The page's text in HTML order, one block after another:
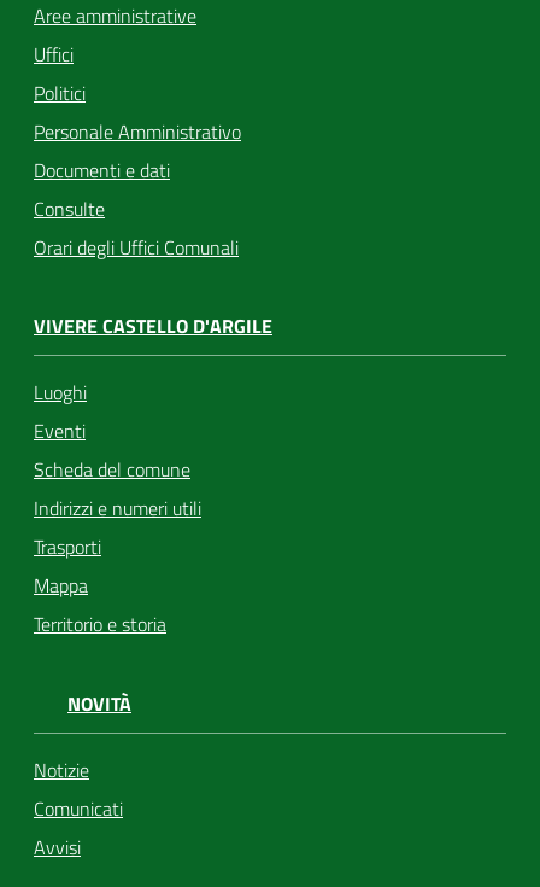
Aree amministrative
Uffici
Politici
Personale Amministrativo
Documenti e dati
Consulte
Orari degli Uffici Comunali
VIVERE CASTELLO D'ARGILE
Luoghi
Eventi
Scheda del comune
Indirizzi e numeri utili
Trasporti
Mappa
Territorio e storia
NOVITÀ
Notizie
Comunicati
Avvisi